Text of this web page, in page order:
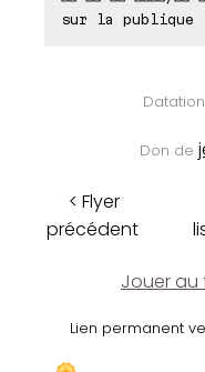
sur la publique
Don de
< Flyer
précédent
Jouer
Lien permanent